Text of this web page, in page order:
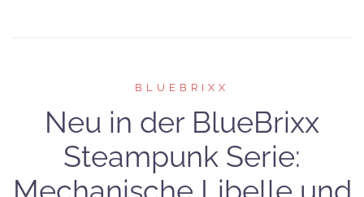
BLUEBRIXX
Neu in der BlueBrixx
Steampunk Serie:
Mechanische Libelle und